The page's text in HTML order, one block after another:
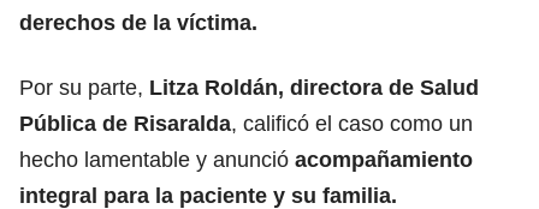
derechos de la víctima.
Por su parte, Litza Roldán, directora de Salud
Pública de Risaralda, calificó el caso como un
hecho lamentable y anunció acompañamiento
integral para la paciente y su familia.